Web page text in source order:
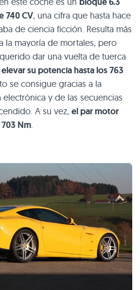
740 CV, una cifra que hasta hace
de ciencia ficción. Resulta más
la mayoría de mortales, pero
dar una vuelta de tuerca
elevar su potencia hasta los 763
se consigue gracias a la
y de las secuencias
A su vez, el par motor
Nm.